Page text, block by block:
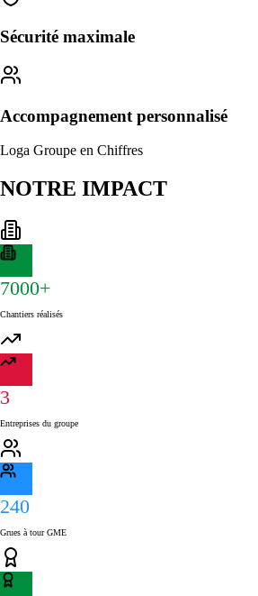
Sécurité maximale
Accompagnement personnalisé
Loga Groupe en Chiffres
NOTRE IMPACT
7000+
Chantiers réalisés
3
Entreprises du groupe
240
Grues à tour GME